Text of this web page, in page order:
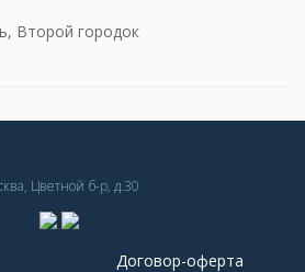
Второй городок
Цветной б-р, д.30
Договор-оферта